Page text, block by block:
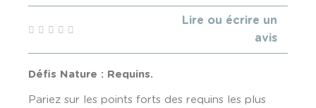
Lire ou écrire un
avis
Défis Nature : Requins.
Pariez sur les points forts des requins les plus